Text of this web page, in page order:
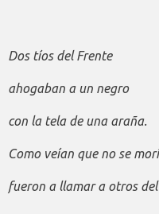
Dos tíos del Frente
ahogaban a un negro
con la tela de una araña.
Como veían que no se
fueron a llamar a otros del